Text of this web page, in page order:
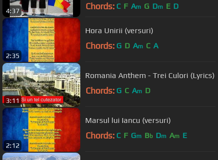
4:37 Chords: C F Am G Dm E D
2:35
Hora Unirii (versuri)
Chords: G D Am C A
3:11
Romania Anthem - Trei Culori (Lyrics)
Chords: G C Am D
2:12
Marsul lui Iancu (versuri)
Chords: C F Gm Bb Dm Am E